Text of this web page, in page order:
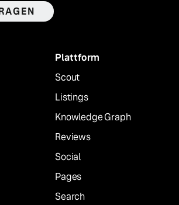
Plattform
Scout
Listings
Knowledge Graph
Reviews
Social
Pages
Search